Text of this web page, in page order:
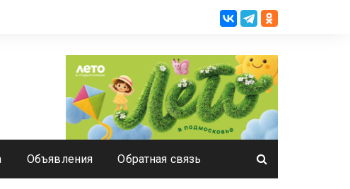
Объявления Обратная связь